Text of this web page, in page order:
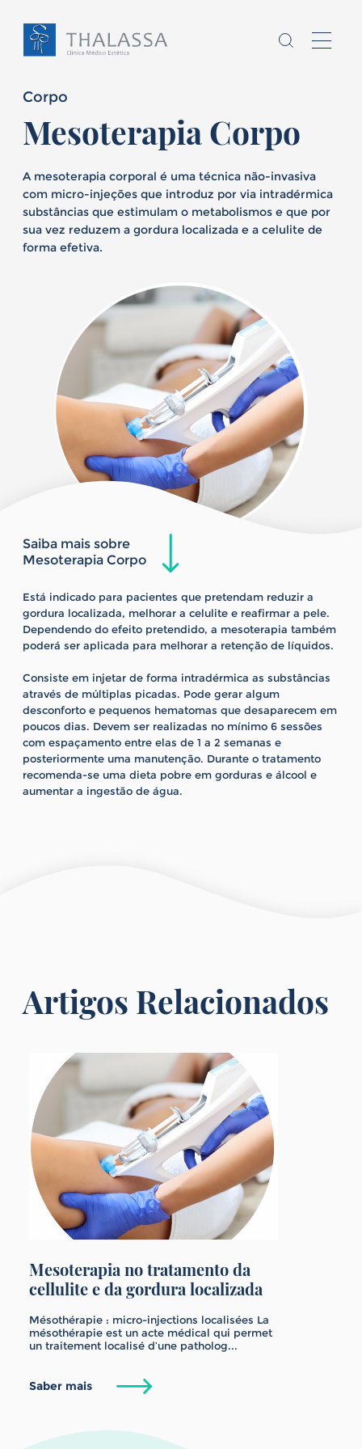
Chamo-me
sou
Corpo
Mesoterapia Corpo
A mesoterapia corporal é uma técnica não-invasiva
com micro-injeções que introduz por via intradérmica
substâncias que estimulam o metabolismos e que por
sua vez reduzem a gordura localizada e a celulite de
forma efetiva.
Saiba mais sobre
Mesoterapia Corpo
Está indicado para pacientes que pretendam reduzir a
gordura localizada, melhorar a celulite e reafirmar a pele.
Dependendo do efeito pretendido, a mesoterapia também
poderá ser aplicada para melhorar a retenção de líquidos.
Consiste em injetar de forma intradérmica as substâncias
através de múltiplas picadas. Pode gerar algum
desconforto e pequenos hematomas que desaparecem em
poucos dias. Devem ser realizadas no mínimo 6 sessões
com espaçamento entre elas de 1 a 2 semanas e
posteriormente uma manutenção. Durante o tratamento
recomenda-se uma dieta pobre em gorduras e álcool e
aumentar a ingestão de água.
Artigos Relacionados
Mesoterapia no tratamento da
cellulite e da gordura localizada
Mésothérapie : micro-injections localisées La
mésothérapie est un acte médical qui permet
un traitement localisé d’une patholog...
Saber mais